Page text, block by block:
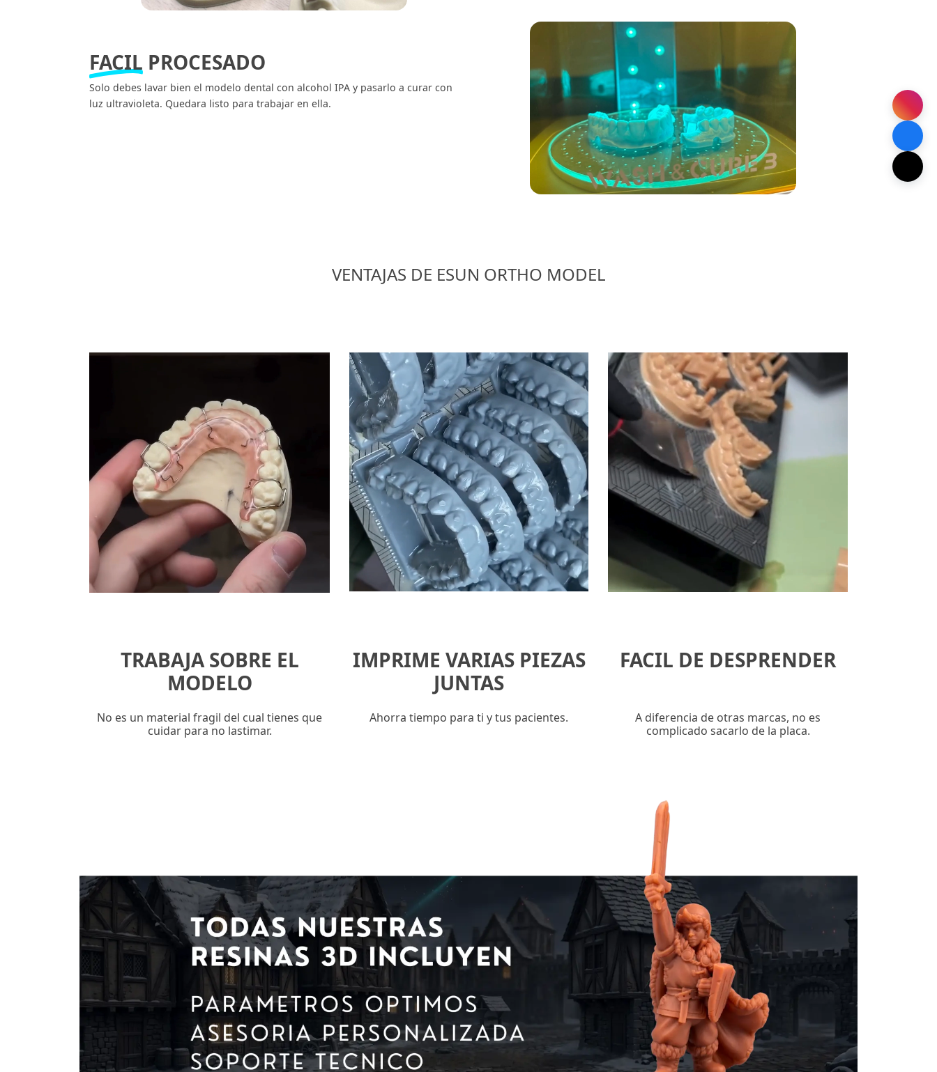
FACIL PROCESADO
Solo debes lavar bien el modelo dental con alcohol IPA y pasarlo a curar con
luz ultravioleta. Quedara listo para trabajar en ella.
VENTAJAS DE ESUN ORTHO MODEL
TRABAJA SOBRE EL
MODELO
IMPRIME VARIAS PIEZAS
JUNTAS
FACIL DE DESPRENDER
No es un material fragil del cual tienes que
cuidar para no lastimar.
Ahorra tiempo para ti y tus pacientes.
A diferencia de otras marcas, no es
complicado sacarlo de la placa.